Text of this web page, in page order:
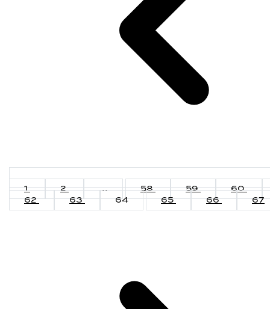
1 2 ... 58 59
60
62
63 64 65 66 67